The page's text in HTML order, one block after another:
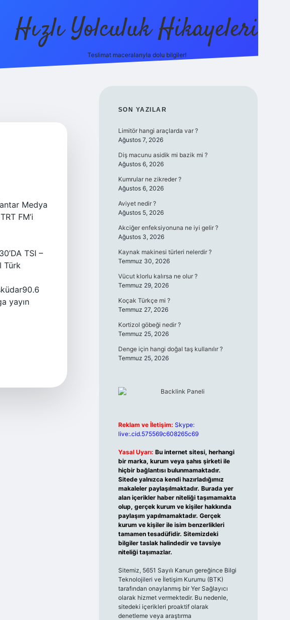
Hızlı Yolculuk Hikayeleri
Teslimat maceralarıyla dolu bilgiler!
Medya
FM’i
TSI –
Türk
yayın
SIDEBAR
SON YAZILAR
Limitör hangi araçlarda var ?
Ağustos 7, 2026
Diş macunu asidik mi bazik mi ?
Ağustos 6, 2026
Kumrular ne zikreder ?
Ağustos 6, 2026
Aviyet nedir ?
Ağustos 5, 2026
Akciğer enfeksiyonuna ne iyi gelir ?
Ağustos 3, 2026
Kaynak makinesi türleri nelerdir ?
Temmuz 30, 2026
Vücut klorlu kalırsa ne olur ?
Temmuz 29, 2026
Koçak Türkçe mi ?
Temmuz 27, 2026
Kortizol göbeği nedir ?
Temmuz 25, 2026
Denge için hangi doğal taş kullanılır ?
Temmuz 25, 2026
Reklam ve İletişim: Skype:
live:.cid.575569c608265c69
Yasal Uyarı: Bu internet sitesi, herhangi
bir marka, kurum veya şahıs şirketi ile
hiçbir bağlantısı bulunmamaktadır.
Sitede yalnızca kendi hazırladığımız
makaleler paylaşılmaktadır. Burada yer
alan içerikler haber niteliği taşımamakta
olup, gerçek kurum ve kişiler hakkında
paylaşım yapılmamaktadır. Gerçek
kurum ve kişiler ile isim benzerlikleri
tamamen tesadüfidir. Sitemizdeki
bilgiler taslak halindedir ve tavsiye
niteliği taşımazlar.
Sitemiz, 5651 Sayılı Kanun gereğince Bilgi
Teknolojileri ve İletişim Kurumu (BTK)
tarafından onaylanmış bir Yer Sağlayıcı
olarak hizmet vermektedir. Bu nedenle,
sitedeki içerikleri proaktif olarak
denetleme veya araştırma